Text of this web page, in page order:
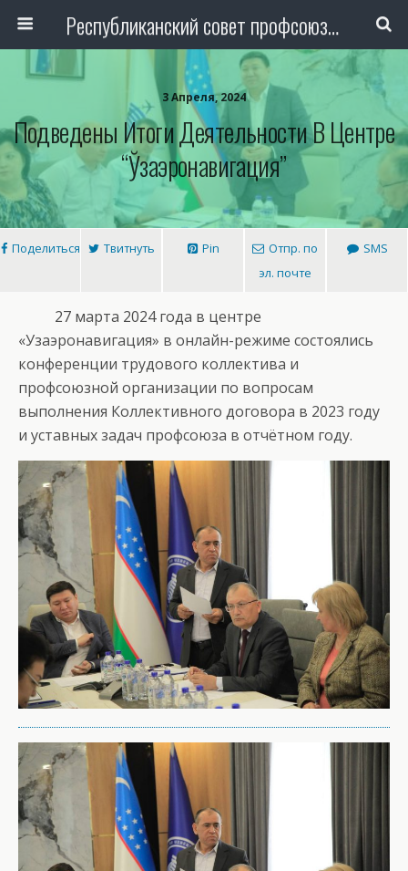
Республиканский совет профсоюза авиаработников Узбекистана
3 Апреля, 2024
Подведены Итоги Деятельности В Центре
“Ўзаэронавигация”
Поделиться Твитнуть Pin
Отпр. по
эл. почте
SMS
27 марта 2024 года в центре
«Узаэронавигация» в онлайн-режиме состоялись
конференции трудового коллектива и
профсоюзной организации по вопросам
выполнения Коллективного договора в 2023 году
и уставных задач профсоюза в отчётном году.